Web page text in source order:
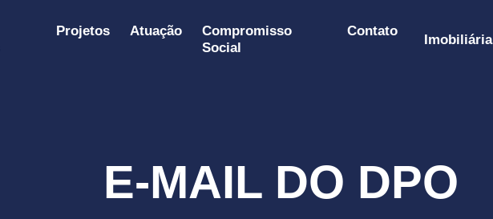
Projetos Atuação
Compromisso
Social
Contato
Imobiliária
E-MAIL DO DPO